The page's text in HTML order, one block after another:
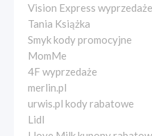
Vision Express wyprzedaże
Tania Książka
Smyk kody promocyjne
MomMe
4F wyprzedaże
merlin.pl
urwis.pl kody rabatowe
Lidl